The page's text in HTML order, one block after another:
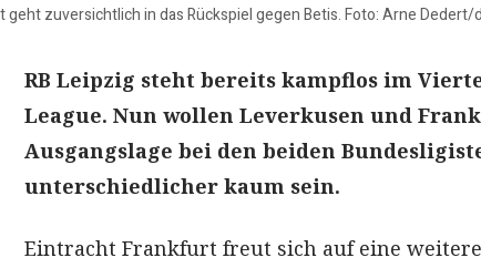
geht zuversichtlich in das Rückspiel gegen Betis. Foto: Arne Dedert/
RB Leipzig steht bereits kampflos im
League. Nun wollen Leverkusen und
Ausgangslage bei den beiden
unterschiedlicher kaum sein.
Eintracht Frankfurt freut sich auf eine weitere